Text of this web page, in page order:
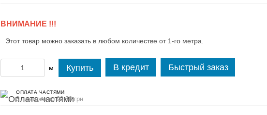
ВНИМАНИЕ !!!
Этот товар можно заказать в любом количестве от 1-го метра.
м Купить В кредит Быстрый заказ
ОПЛАТА ЧАСТЯМИ
3 платежа по 99.50 грн